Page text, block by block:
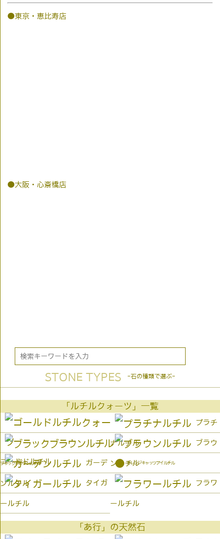
●東京・恵比寿店
●大阪・心斎橋店
STONE TYPES -石の種類で選ぶ-
「ルチルクォーツ」一覧
ゴールドルチル
プラチ
ナルチル
ブラックブラウンルチル
ブラウ
ンルチル
ガーデ
ンルチル
● オレンジキャッツアイルチル
タイガ
ールチル
フラワ
ールチル
「あ行」の天然石